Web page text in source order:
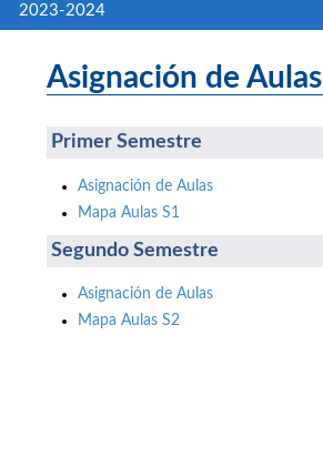
2023-2024
Asignación de Aulas
Primer Semestre
Asignación de Aulas
Mapa Aulas S1
Segundo Semestre
Asignación de Aulas
Mapa Aulas S2